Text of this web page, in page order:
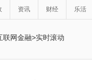
资讯 财经 乐活
联网金融>实时滚动